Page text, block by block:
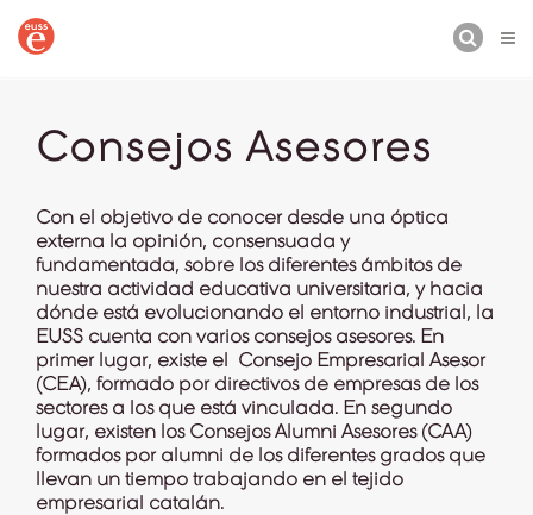
Consejos Asesores
Con el objetivo de conocer desde una óptica
externa la opinión, consensuada y
fundamentada, sobre los diferentes ámbitos de
nuestra actividad educativa universitaria, y hacia
dónde está evolucionando el entorno industrial, la
EUSS cuenta con varios consejos asesores. En
primer lugar, existe el Consejo Empresarial Asesor
(CEA), formado por directivos de empresas de los
sectores a los que está vinculada. En segundo
lugar, existen los Consejos Alumni Asesores (CAA)
formados por alumni de los diferentes grados que
llevan un tiempo trabajando en el tejido
empresarial catalán.